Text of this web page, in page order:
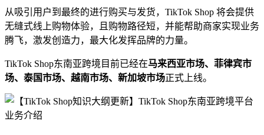
从吸引用户到最终的进行购买与发货，TikTok Shop 将会提供
无缝式线上购物体验，且购物路径短，并能帮助商家实现业务
腾飞，激发创造力，最大化发挥品牌的力量。
TikTok Shop东南亚跨境目前已经在马来西亚市场、菲律宾市
场、泰国市场、越南市场、新加坡市场正式上线。